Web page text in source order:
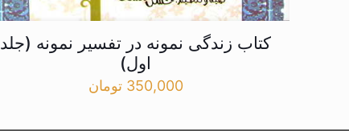
کتاب زندگی نمونه در تفسیر نمونه (جلد
اول)
350,000 تومان